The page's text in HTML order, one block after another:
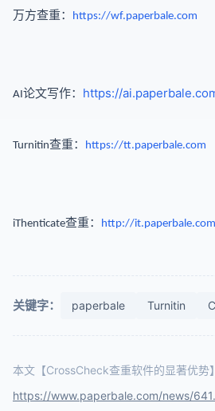
万方查重： https://wf.paperbale.com
AI论文写作： https://
Turnitin查重： https://tt.paperbale.com
iThenticate查重： http://it.paperbale.com
关键字： paperbale Turnitin
本文【CrossCheck查重软件的显著优势
https://www.paperbale.com/news/